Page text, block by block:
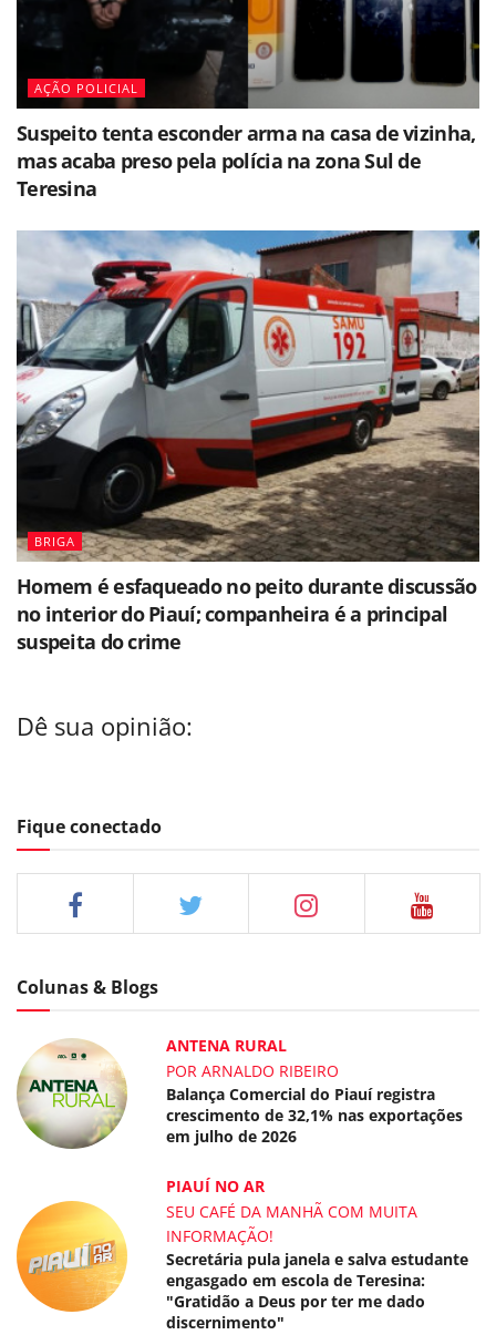
AÇÃO POLICIAL
Suspeito tenta esconder arma na casa de vizinha,
mas acaba preso pela polícia na zona Sul de
Teresina
BRIGA
Homem é esfaqueado no peito durante discussão
no interior do Piauí; companheira é a principal
suspeita do crime
Dê sua opinião:
Fique conectado
Colunas & Blogs
ANTENA RURAL
POR ARNALDO RIBEIRO
Balança Comercial do Piauí registra
crescimento de 32,1% nas exportações
em julho de 2026
PIAUÍ NO AR
SEU CAFÉ DA MANHÃ COM MUITA
INFORMAÇÃO!
Secretária pula janela e salva estudante
engasgado em escola de Teresina:
"Gratidão a Deus por ter me dado
discernimento"